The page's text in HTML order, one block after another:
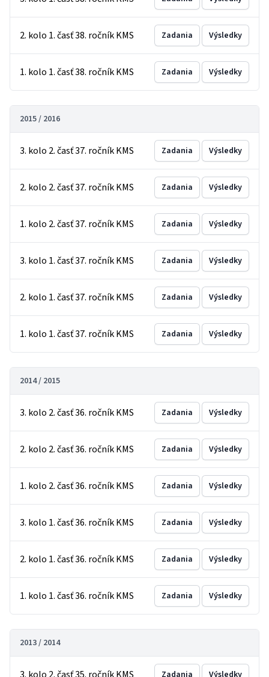
2. kolo 1. časť 38. ročník KMS Zadania Výsledky
1. kolo 1. časť 38. ročník KMS Zadania Výsledky
2015 / 2016
3. kolo 2. časť 37. ročník KMS Zadania Výsledky
2. kolo 2. časť 37. ročník KMS Zadania Výsledky
1. kolo 2. časť 37. ročník KMS Zadania Výsledky
3. kolo 1. časť 37. ročník KMS Zadania Výsledky
2. kolo 1. časť 37. ročník KMS Zadania Výsledky
1. kolo 1. časť 37. ročník KMS Zadania Výsledky
2014 / 2015
3. kolo 2. časť 36. ročník KMS Zadania Výsledky
2. kolo 2. časť 36. ročník KMS Zadania Výsledky
1. kolo 2. časť 36. ročník KMS Zadania Výsledky
3. kolo 1. časť 36. ročník KMS Zadania Výsledky
2. kolo 1. časť 36. ročník KMS Zadania Výsledky
1. kolo 1. časť 36. ročník KMS Zadania Výsledky
2013 / 2014
Zadania Výsledky